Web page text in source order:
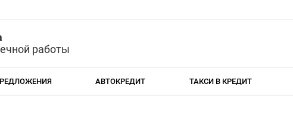
работы
АВТОКРЕДИТ ТАКСИ В КРЕДИТ